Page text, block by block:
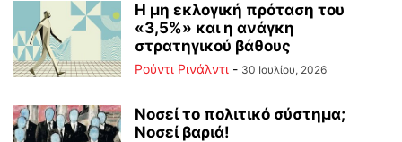
Η μη εκλογική πρόταση του
«3,5%» και η ανάγκη
στρατηγικού βάθους
Ρούντι Ρινάλντι - 30 Ιουλίου, 2026
Νοσεί το πολιτικό σύστημα;
Νοσεί βαριά!